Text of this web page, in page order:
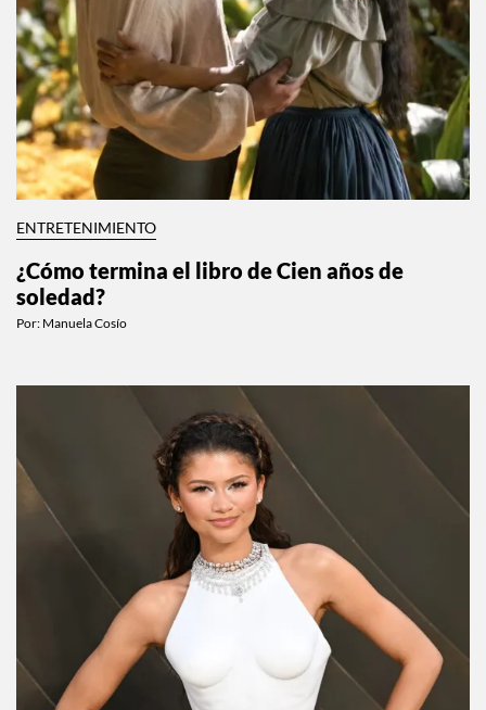
ENTRETENIMIENTO
¿Cómo termina el libro de Cien años de
soledad?
Por: Manuela Cosío